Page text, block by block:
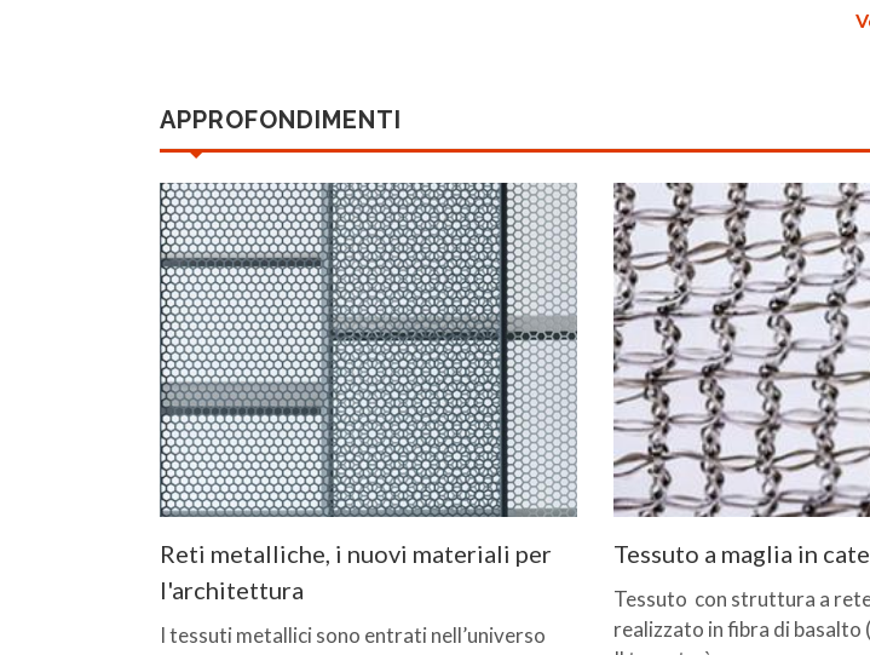
APPROFONDIMENTI
Reti metalliche, i nuovi materiali per
l'architettura
I tessuti metallici sono entrati nell’universo
Tessuto a maglia in
Tessuto con struttura a
realizzato in fibra di basalto